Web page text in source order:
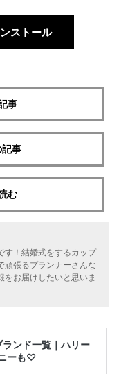
ストール
事
事
む
す！結婚式をするカップ
頑張るプランナーさんな
をお届けしたいと思いま
ンド一覧｜ハリー
ーも♡